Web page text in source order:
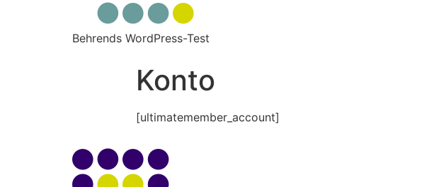
Behrends WordPress-Test
Konto
[ultimatemember_account]